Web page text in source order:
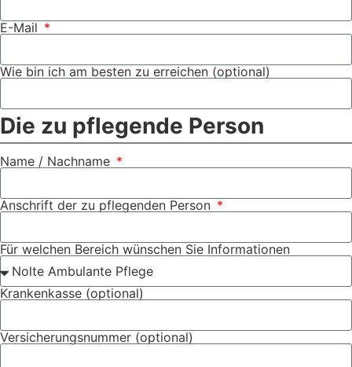
E-Mail
Wie bin ich am besten zu erreichen (optional)
Die zu pflegende Person
Name / Nachname
Anschrift der zu pflegenden Person
Für welchen Bereich wünschen Sie Informationen
Krankenkasse (optional)
Versicherungsnummer (optional)